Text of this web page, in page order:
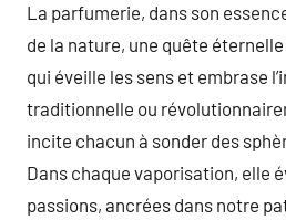
La parfumerie, dans son
de la nature, une quête
qui éveille les sens et embrase
traditionnelle ou
incite chacun à sonder des
Dans chaque vaporisation, elle
passions, ancrées dans notre